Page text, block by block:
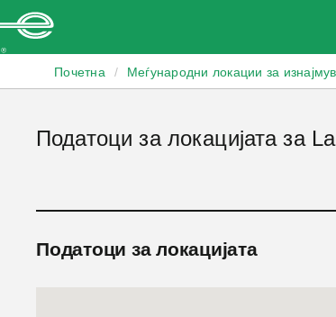
Почетна / Меѓународни локации за
Податоци за локацијата за
Податоци за локацијата